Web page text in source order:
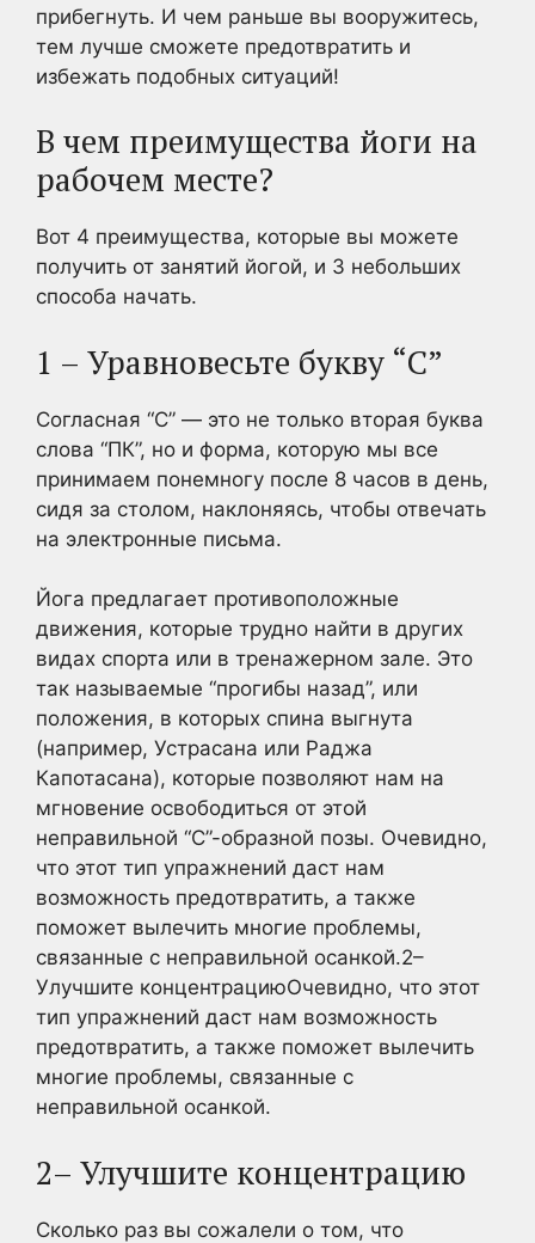
прибегнуть. И чем раньше вы вооружитесь,
тем лучше сможете предотвратить и
избежать подобных ситуаций!
В чем преимущества йоги на
рабочем месте?
Вот 4 преимущества, которые вы можете
получить от занятий йогой, и 3 небольших
способа начать.
1 – Уравновесьте букву “С”
Согласная “С” — это не только вторая буква
слова “ПК”, но и форма, которую мы все
принимаем понемногу после 8 часов в день,
сидя за столом, наклоняясь, чтобы отвечать
на электронные письма.
Йога предлагает противоположные
движения, которые трудно найти в других
видах спорта или в тренажерном зале. Это
так называемые “прогибы назад”, или
положения, в которых спина выгнута
(например, Устрасана или Раджа
Капотасана), которые позволяют нам на
мгновение освободиться от этой
неправильной “С”-образной позы. Очевидно,
что этот тип упражнений даст нам
возможность предотвратить, а также
поможет вылечить многие проблемы,
связанные с неправильной осанкой.2–
Улучшите концентрациюОчевидно, что этот
тип упражнений даст нам возможность
предотвратить, а также поможет вылечить
многие проблемы, связанные с
неправильной осанкой.
2– Улучшите концентрацию
Сколько раз вы сожалели о том, что